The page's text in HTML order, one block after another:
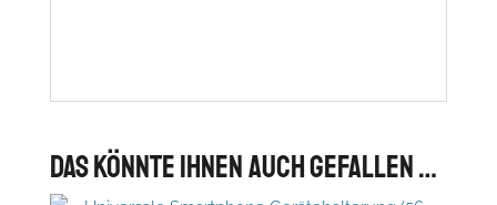
Das könnte Ihnen auch gefallen …